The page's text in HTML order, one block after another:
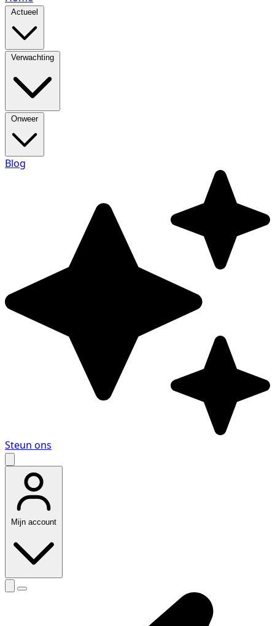
Actueel
Verwachting
Onweer
Blog
Steun ons
Mijn account